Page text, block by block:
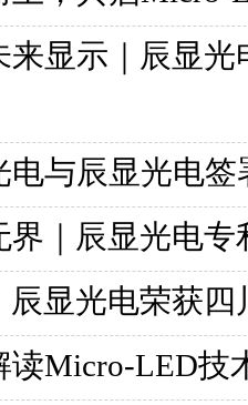
来显示｜辰显
电与辰显光电
界｜辰显光电专
辰显光电荣获四
读Micro-LED技